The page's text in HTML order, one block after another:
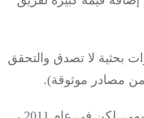
لا تصدق والتحقق
موثوقة).